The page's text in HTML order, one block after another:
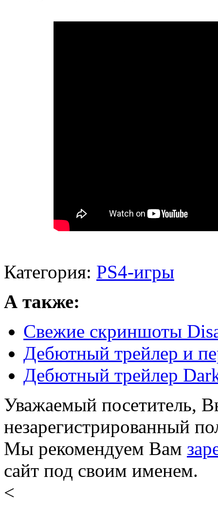
Категория: PS4-игры
А также:
Свежие скриншоты
Дебютный трейлер и
Дебютный трейлер
Уважаемый посетитель,
незарегистрированный
Мы рекомендуем Вам
сайт под своим именем.
<